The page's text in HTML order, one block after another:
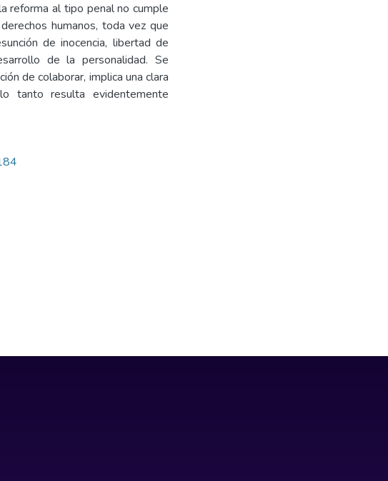
reforma al tipo penal no cumple
humanos, toda vez que
de inocencia, libertad de
de la personalidad. Se
de colaborar, implica una clara
tanto resulta evidentemente